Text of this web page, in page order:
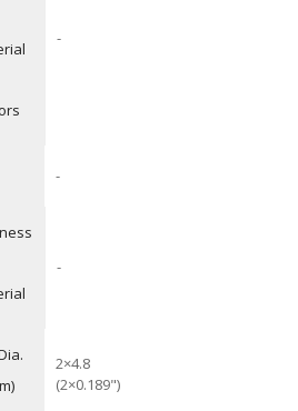
-
-
-
2×4.8
(2×0.189")